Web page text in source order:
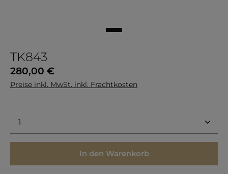
TK843
Regulärer Preis:
280,00 €
Preise inkl. MwSt. inkl. Frachtkosten
Produkt Anzahl: Gib den gewünschten Wert
In den Warenkorb